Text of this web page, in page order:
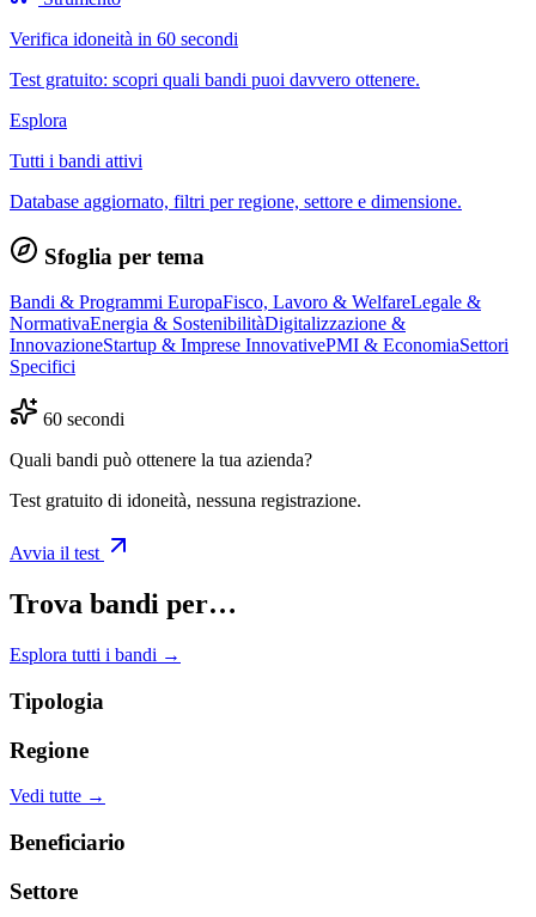
Verifica idoneità in 60 secondi
Test gratuito: scopri quali bandi puoi davvero ottenere.
Esplora
Tutti i bandi attivi
Database aggiornato, filtri per regione, settore e dimensione.
Sfoglia per tema
Bandi & Programmi EuropaFisco, Lavoro & WelfareLegale &
NormativaEnergia & SostenibilitàDigitalizzazione &
InnovazioneStartup & Imprese InnovativePMI & EconomiaSettori
Specifici
60 secondi
Quali bandi può ottenere la tua azienda?
Test gratuito di idoneità, nessuna registrazione.
Avvia il test
Trova bandi per…
Esplora tutti i bandi →
Tipologia
Regione
Vedi tutte →
Beneficiario
Settore